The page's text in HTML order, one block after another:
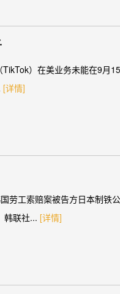
）在美业务未能在9月
[详情]
劳工索赔案被告方日本制铁
韩联社... [详情]